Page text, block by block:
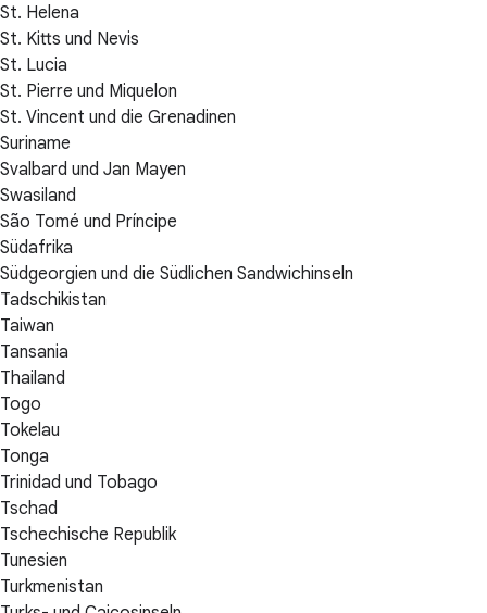
St. Helena
St. Kitts und Nevis
St. Lucia
St. Pierre und Miquelon
St. Vincent und die Grenadinen
Suriname
Svalbard und Jan Mayen
Swasiland
São Tomé und Príncipe
Südafrika
Südgeorgien und die Südlichen Sandwichinseln
Tadschikistan
Taiwan
Tansania
Thailand
Togo
Tokelau
Tonga
Trinidad und Tobago
Tschad
Tschechische Republik
Tunesien
Turkmenistan